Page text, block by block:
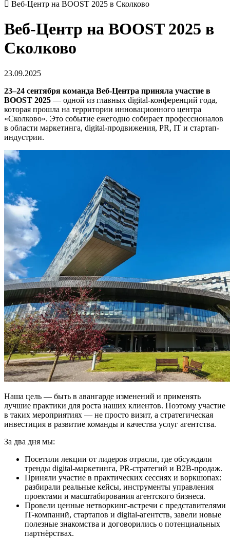
Веб-Центр на BOOST 2025 в Сколково
Веб-Центр на BOOST 2025 в
Сколково
23.09.2025
23–24 сентября команда Веб-Центра приняла участие в
BOOST 2025 — одной из главных digital-конференций года,
которая прошла на территории инновационного центра
«Сколково». Это событие ежегодно собирает профессионалов
в области маркетинга, digital-продвижения, PR, IT и стартап-
индустрии.
Наша цель — быть в авангарде изменений и применять
лучшие практики для роста наших клиентов. Поэтому участие
в таких мероприятиях — не просто визит, а стратегическая
инвестиция в развитие команды и качества услуг агентства.
За два дня мы:
Посетили лекции от лидеров отрасли, где обсуждали
тренды digital-маркетинга, PR-стратегий и B2B-продаж.
Приняли участие в практических сессиях и воркшопах:
разбирали реальные кейсы, инструменты управления
проектами и масштабирования агентского бизнеса.
Провели ценные нетворкинг-встречи с представителями
IT-компаний, стартапов и digital-агентств, завели новые
полезные знакомства и договорились о потенциальных
партнёрствах.